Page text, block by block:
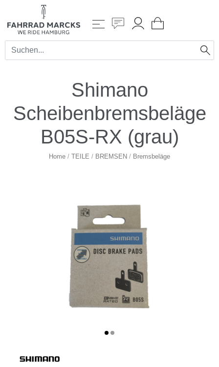
Shimano
Scheibenbremsbeläge
B05S-RX (grau)
Home / TEILE / BREMSEN / Bremsbeläge